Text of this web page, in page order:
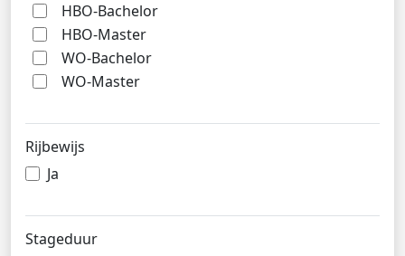
HBO-Bachelor
HBO-Master
WO-Bachelor
WO-Master
Rijbewijs
Ja
Stageduur